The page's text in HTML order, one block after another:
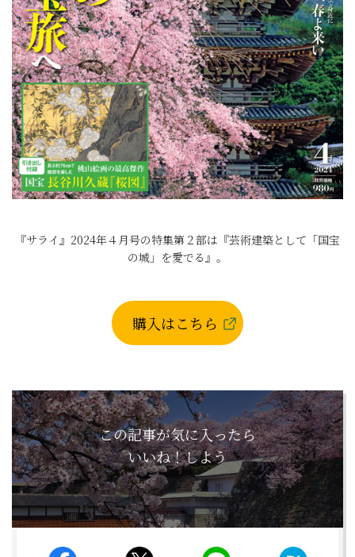
『サライ』2024年４月号の特集第２部は『芸術建築として「国宝
の城」を愛でる』。
購入はこちら
この記事が気に入ったら
いいね！しよう